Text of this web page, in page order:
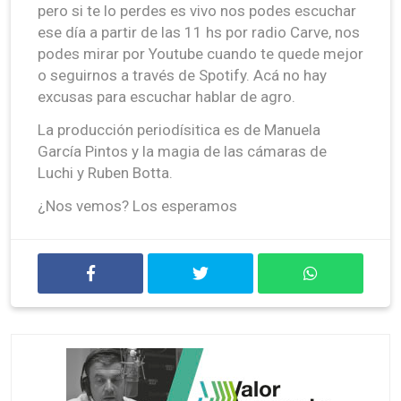
pero si te lo perdes es vivo nos podes escuchar
ese día a partir de las 11 hs por radio Carve, nos
podes mirar por Youtube cuando te quede mejor
o seguirnos a través de Spotify. Acá no hay
excusas para escuchar hablar de agro.
La producción periodísitica es de Manuela
García Pintos y la magia de las cámaras de
Luchi y Ruben Botta.
¿Nos vemos? Los esperamos